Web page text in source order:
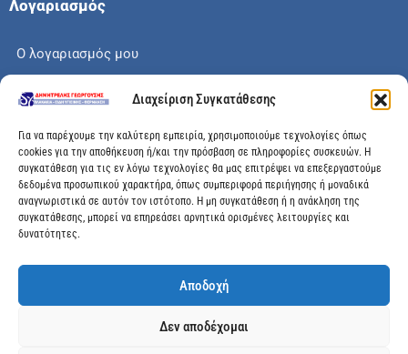
Διαχείριση Συγκατάθεσης
Για να παρέχουμε την καλύτερη εμπειρία, χρησιμοποιούμε τεχνολογίες όπως
cookies για την αποθήκευση ή/και την πρόσβαση σε πληροφορίες συσκευών. Η
συγκατάθεση για τις εν λόγω τεχνολογίες θα μας επιτρέψει να επεξεργαστούμε
δεδομένα προσωπικού χαρακτήρα, όπως συμπεριφορά περιήγησης ή μοναδικά
αναγνωριστικά σε αυτόν τον ιστότοπο. Η μη συγκατάθεση ή η ανάκληση της
συγκατάθεσης, μπορεί να επηρεάσει αρνητικά ορισμένες λειτουργίες και
δυνατότητες.
Αποδοχή
Δεν αποδέχομαι
Λογαριασμός
Ο λογαριασμός μου
Το καλάθι μου
Check out
Διεύθυνση
Μεγάλης Χώρας 89, Αγρίνιο, Τ.Κ: 30100
info@dimitrelis-georgousis.gr